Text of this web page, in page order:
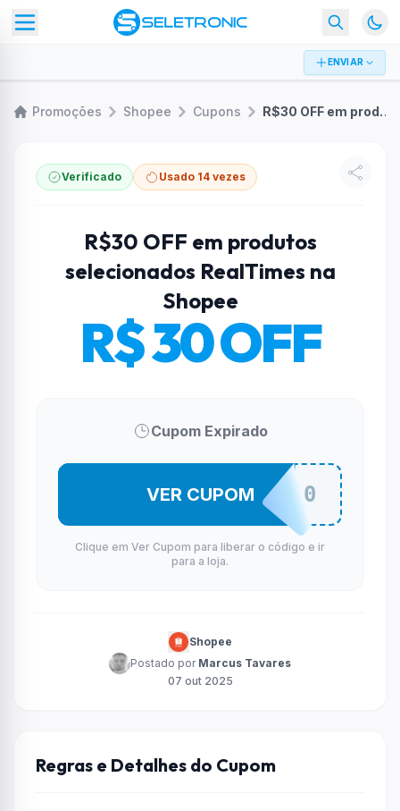
ENVIAR
Promoções Shopee Cupons R$30 OFF em produtos selecionados RealTimes na Shopee
Verificado Usado 14 vezes
R$30 OFF em produtos
selecionados RealTimes na
Shopee
R$ 30 OFF
Cupom Expirado
REALSET30
VER CUPOM
Clique em Ver Cupom para liberar o código e ir
para a loja.
Shopee
Postado por Marcus Tavares
07 out 2025
Regras e Detalhes do Cupom